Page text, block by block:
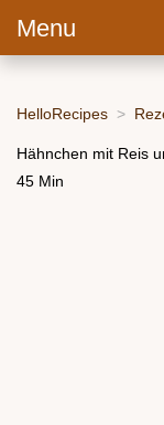
Menu
HelloRecipes
Hähnchen mit Reis
45 Min